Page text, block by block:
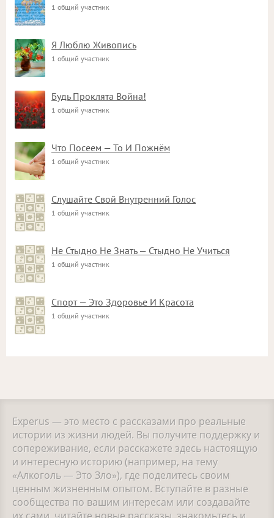
1 общий участник
Я Люблю Живопись
1 общий участник
Будь Проклята Война!
1 общий участник
Что Посеем — То И Пожнём
1 общий участник
Слушайте Свой Внутренний Голос
1 общий участник
Не Стыдно Не Знать — Стыдно Не Учиться
1 общий участник
Спорт — Это Здоровье И Красота
1 общий участник
Experus — это место с рассказами про реальные
истории из жизни людей. Вы получите поддержку и
сопереживание, если расскажете здесь настоящую
и интересную историю (например, на тему
«Алкоголь — Это Зло»), где поделитесь своим
ценным жизненным опытом. Вступайте в разные
сообщества по вашим интересам или создавайте